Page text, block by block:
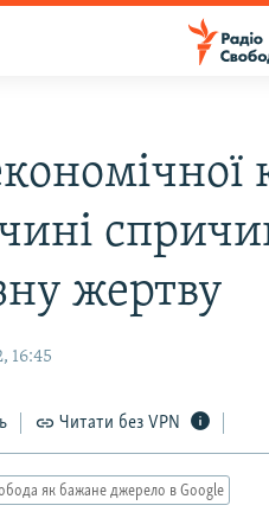
жертву
16:45
Читати без VPN
як бажане джерело в Google